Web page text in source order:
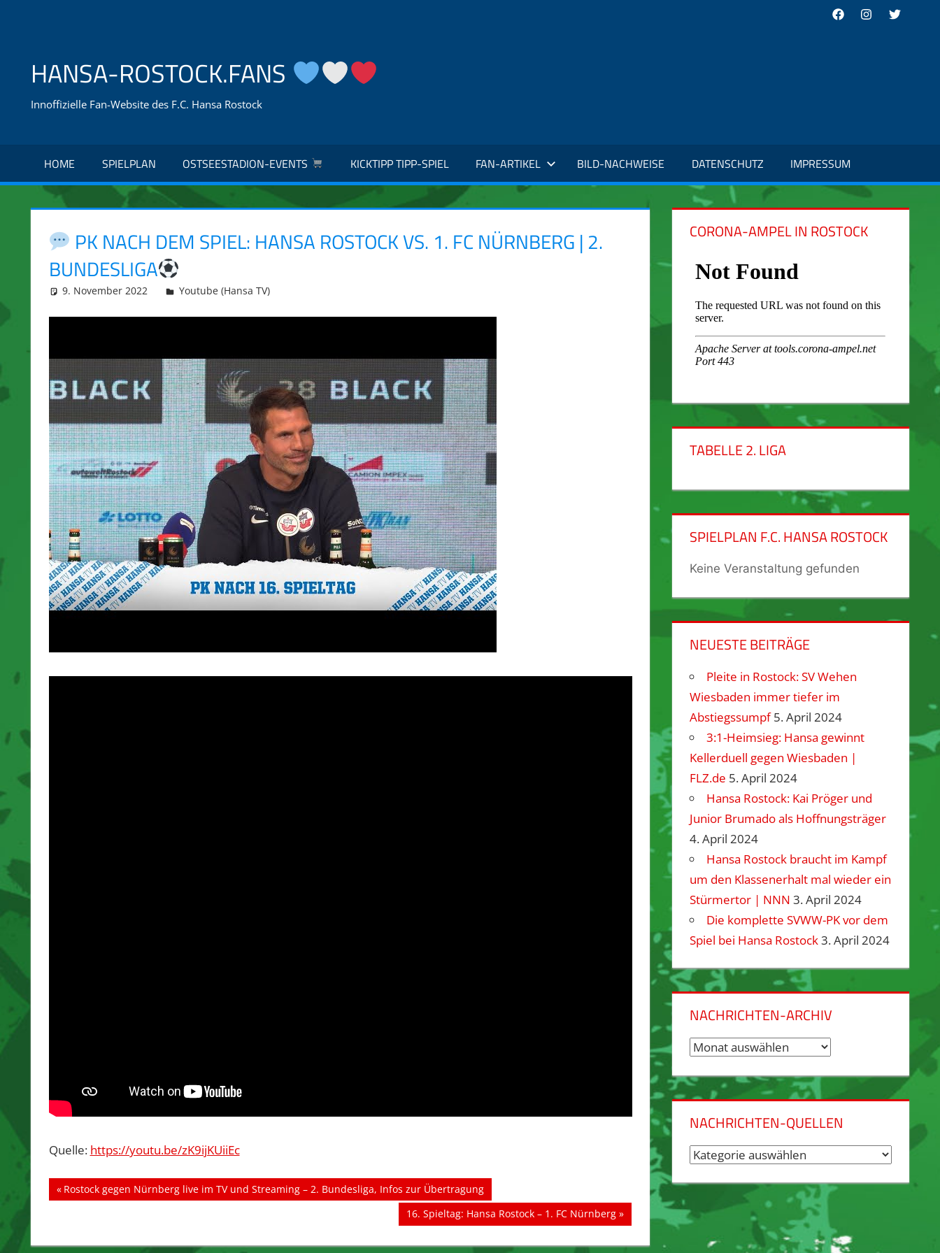
FacebookInstagram
Twitter
HANSA-ROSTOCK.FANS
Innoffizielle Fan-Website des F.C. Hansa Rostock
HOME SPIELPLAN OSTSEESTADION-EVENTS KICKTIPP TIPP-SPIEL FAN-ARTIKEL BILD-NACHWEISE DATENSCHUTZ IMPRESSUM
PK NACH DEM SPIEL: HANSA ROSTOCK VS. 1. FC NÜRNBERG | 2.
BUNDESLIGA
9. November 2022 integromat
Youtube (Hansa TV)
Quelle: https://youtu.be/zK9ijKUiiEc
Beitragsnavigation
Vorheriger
Beitrag:
Rostock gegen Nürnberg live im TV und Streaming – 2. Bundesliga, Infos zur Übertragung
Nächster
Beitrag:
16. Spieltag: Hansa Rostock – 1. FC Nürnberg
CORONA-AMPEL IN ROSTOCK
TABELLE 2. LIGA
SPIELPLAN F.C. HANSA ROSTOCK
Keine Veranstaltung gefunden
NEUESTE BEITRÄGE
Pleite in Rostock: SV Wehen
Wiesbaden immer tiefer im
Abstiegssumpf 5. April 2024
3:1-Heimsieg: Hansa gewinnt
Kellerduell gegen Wiesbaden |
FLZ.de 5. April 2024
Hansa Rostock: Kai Pröger und
Junior Brumado als Hoffnungsträger
4. April 2024
Hansa Rostock braucht im Kampf
um den Klassenerhalt mal wieder ein
Stürmertor | NNN 3. April 2024
Die komplette SVWW-PK vor dem
Spiel bei Hansa Rostock3. April 2024
NACHRICHTEN-ARCHIV
Nachrichten-
NACHRICHTEN-QUELLEN
Nachrichten-